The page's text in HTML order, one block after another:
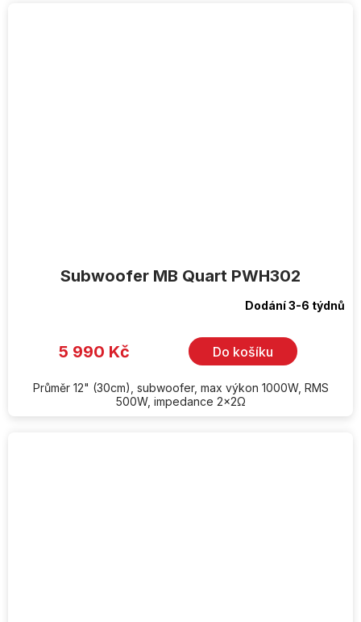
Subwoofer MB Quart PWH302
Dodání 3-6 týdnů
5 990 Kč Do košíku
Průměr 12" (30cm), subwoofer, max výkon 1000W, RMS
500W, impedance 2x2Ω